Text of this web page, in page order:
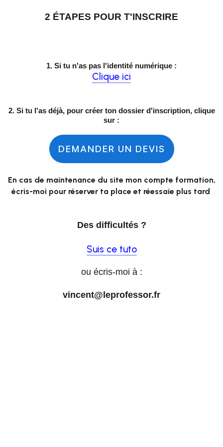
2 ÉTAPES POUR T'INSCRIRE
1. Si tu n'as pas l'identité numérique :
Clique ici
2. Si tu l'as déjà, pour créer ton dossier d'inscription, clique
sur :
DEMANDER UN DEVIS
En cas de maintenance du site mon compte formation,
écris-moi pour réserver ta place et réessaie plus tard
Des difficultés ?
Suis ce tuto
ou écris-moi à :
vincent@leprofessor.fr